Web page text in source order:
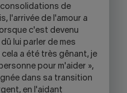
consolidations de
l'arrivée de l'amour a
c'est devenu
lui parler de mes
cela a été très gênant, je
pour m'aider »,
dans sa transition
en l'aidant